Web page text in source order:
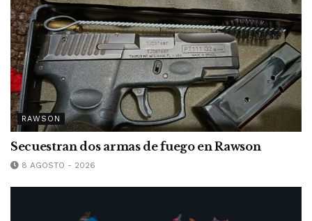
RAWSON
Secuestran dos armas de fuego en Rawson
8 AGOSTO - 2026